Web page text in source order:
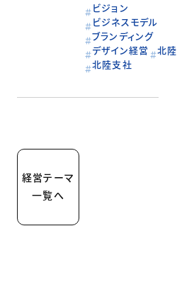
ビジョン
ビジネスモデル
ブランディング
デザイン経営
北陸
北陸支社
経営テーマ
一覧へ